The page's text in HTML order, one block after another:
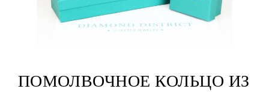
ПОМОЛВОЧНОЕ КОЛЬЦО ИЗ